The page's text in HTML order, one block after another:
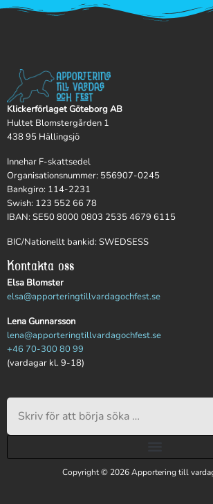
Klickerförlaget Göteborg AB
Hultet Blomstergården 1
438 95 Hällingsjö
Innehar F-skattsedel
Organisationsnummer: 556907-0245
Bankgiro: 114-2231
Swish: 123 552 66 78
IBAN: SE50 8000 0803 2535 4679 6115
BIC/Nationellt bankid: SWEDSESS
Kontakta oss
Elsa Blomster
elsa@apporteringtillvardagochfest.se
Lena Gunnarsson
lena@apporteringtillvardagochfest.se
+46 70-300 80 99
(vardagar kl. 9-18)
Copyright © 2026 Apportering till